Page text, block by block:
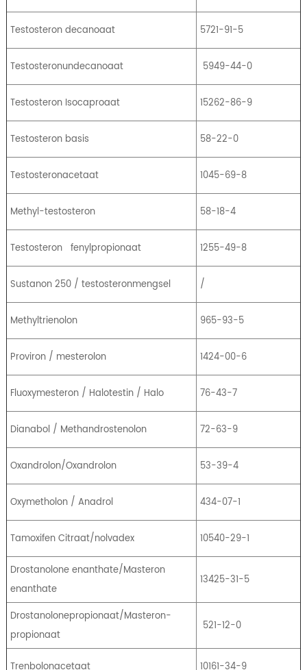
Testosteron decanoaat 5721-91-5
Testosteronundecanoaat 5949-44-0
Testosteron Isocaproaat 15262-86-9
Testosteron basis 58-22-0
Testosteronacetaat 1045-69-8
Methyl-testosteron 58-18-4
Testosteron fenylpropionaat 1255-49-8
Sustanon 250 / testosteronmengsel /
Methyltrienolon 965-93-5
Proviron / mesterolon 1424-00-6
Fluoxymesteron / Halotestin / Halo 76-43-7
Dianabol / Methandrostenolon 72-63-9
Oxandrolon/Oxandrolon 53-39-4
Oxymetholon / Anadrol 434-07-1
Tamoxifen Citraat/nolvadex 10540-29-1
Drostanolone enanthate/Masteron
enanthate
13425-31-5
Drostanolonepropionaat/Masteron-
propionaat
521-12-0
Trenbolonacetaat 10161-34-9